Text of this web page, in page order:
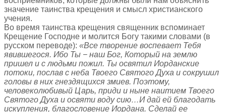
значение таинства крещения и смысл христианского
учения.
Во время таинства крещения священник вспоминает
Крещение Господне и молится Богу такими словами (в
русском переводе): «Все творение воспевает Тебя
явившегося. Ибо Ты − наш Бог, Который на землю
пришел и с людьми пожил. Ты освятил Иорданские
потоки, послав с неба Твоего Святого Духа и сокрушил
головы в них гнездящихся змиев. Поэтому,
человеколюбивый Царь, приди и ныне наитием Твоего
Святого Духа и освяти воду сию…И дай ей благодать
искупления, благословение Иордана. Сделай ее